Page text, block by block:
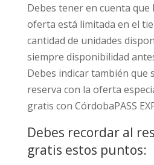
Debes tener en cuenta
oferta está limitada en el
cantidad de unidades
siempre disponibilidad
Debes indicar también que
reserva con la oferta
gratis con CórdobaPASS
Debes recordar al
gratis estos puntos: